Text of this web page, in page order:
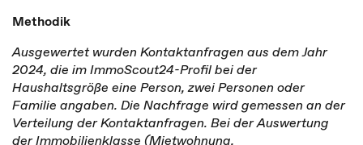
Methodik
Ausgewertet wurden Kontaktanfragen aus dem Jahr
2024, die im ImmoScout24-Profil bei der
Haushaltsgröße eine Person, zwei Personen oder
Familie angaben. Die Nachfrage wird gemessen an der
Verteilung der Kontaktanfragen. Bei der Auswertung
der Immobilienklasse (Mietwohnung,